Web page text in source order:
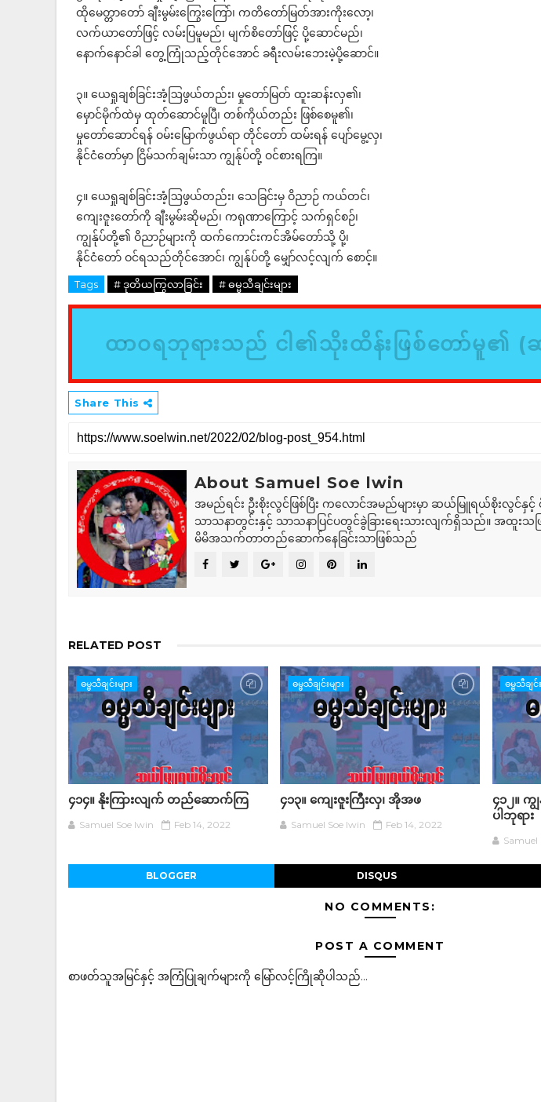
ထိုမေတ္တာတော် ချီးမွမ်းကြွေးကြော်၊ ကတိတော်မြတ်အားကိုးလော့၊
လက်ယာတော်ဖြင့် လမ်းပြမူမည်၊ မျက်စိတော်ဖြင့် ပို့ဆောင်မည်၊
နောက်နောင်ခါ တွေ့ကြုံသည့်တိုင်အောင် ခရီးလမ်းဘေးမဲ့ပို့ဆောင်။
၃။ ယေရှုချစ်ခြင်းအံ့ဩဖွယ်တည်း၊ မှုတော်မြတ် ထူးဆန်းလှ၏၊
မှောင်မိုက်ထဲမှ ထုတ်ဆောင်မူပြီ၊ တစ်ကိုယ်တည်း ဖြစ်စေမူ၏၊
မှုတော်ဆောင်ရန် ဝမ်းမြောက်ဖွယ်ရာ တိုင်တော် ထမ်းရန် ပျော်မွေ့လှ၊
နိုင်ငံတော်မှာ ငြိမ်သက်ချမ်းသာ ကျွန်ုပ်တို့ ဝင်စားရကြ။
၄။ ယေရှုချစ်ခြင်းအံ့ဩဖွယ်တည်း၊ သေခြင်းမှ ဝိညာဉ် ကယ်တင်၊
ကျေးဇူးတော်ကို ချီးမွမ်းဆိုမည်၊ ကရုဏာကြောင့် သက်ရှင်စဉ်၊
ကျွန်ုပ်တို့၏ ဝိညာဉ်များကို ထက်ကောင်းကင်အိမ်တော်သို့ ပို့၊
နိုင်ငံတော် ဝင်ရသည်တိုင်အောင်၊ ကျွန်ုပ်တို့ မျှော်လင့်လျက် စောင့်။
Tags # ဒုတိယကြွလာခြင်း # ဓမ္မသီချင်းများ
ထာဝရဘုရားသည် ငါ၏သိုးထိန်းဖြစ်တော်မူ၏ (
Share This
About Samuel Soe lwin
အမည်ရင်း ဦးစိုးလွင်ဖြစ်ပြီး ကလောင်အမည်များမှာ ဆယ်မြူရယ်စိုးလွင်
သာသနာတွင်းနှင့် သာသနာပြင်ပတွင်ခွဲခြားရေးသားလျက်ရှိသည်။ အထူးသ
မိမိအသက်တာတည်ဆောက်နေခြင်းသာဖြစ်သည်
RELATED POST
ဓမ္မသီချင်းများ
၄၁၄။ နိုးကြားလျက် တည်ဆောက်ကြ
Samuel Soe lwin Feb 14, 2022
ဓမ္မသီချင်းများ
၄၁၃။ ကျေးဇူးကြီးလှ၊ အိုအဖ
Samuel Soe lwin Feb 14, 2022
ဓမ္မသီချင်း
၄၁၂။
ပါဘုရား
Samuel
BLOGGER DISQUS
NO COMMENTS:
POST A COMMENT
စာဖတ်သူအမြင်နှင့် အကြံပြုချက်များကို မြော်လင့်ကြိုဆိုပါသည်...